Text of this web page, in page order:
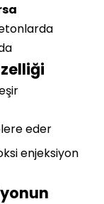
eder
enjeksiyon